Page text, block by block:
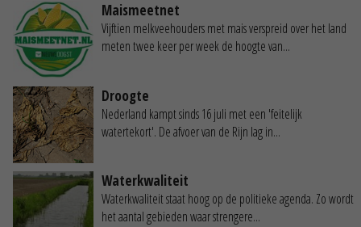
Maismeetnet
Vijftien melkveehouders met mais verspreid over het land
meten twee keer per week de hoogte van...
Droogte
Nederland kampt sinds 16 juli met een 'feitelijk
watertekort'. De afvoer van de Rijn lag in...
Waterkwaliteit
Waterkwaliteit staat hoog op de politieke agenda. Zo wordt
het aantal gebieden waar strengere...